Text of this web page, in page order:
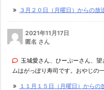
３月２０日（月曜日）からの放
2021年11月17日
匿名 さん
玉城愛さん、ひーぷーさん、
ムはがっぽり寿司です。おやじの
１１月１５日（月曜日）からの